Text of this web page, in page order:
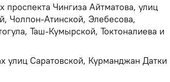
проспекта Чингиза Айтматова, улиц
Чолпон-Атинской, Элебесова,
Таш-Кумырской, Токтоналиева и
улиц Саратовской, Курманджан Датки